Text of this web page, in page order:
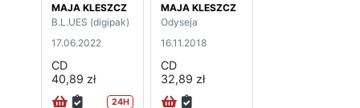
MAJA KLESZCZ
B.L.UES (digipak)
17.06.2022
CD
40,89 zł
24H
MAJA KLESZCZ
Odyseja
16.11.2018
CD
32,89 zł